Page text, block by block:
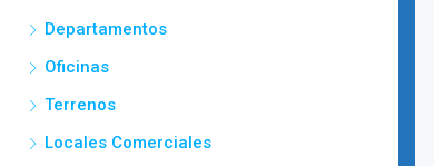
Departamentos
Oficinas
Terrenos
Locales Comerciales